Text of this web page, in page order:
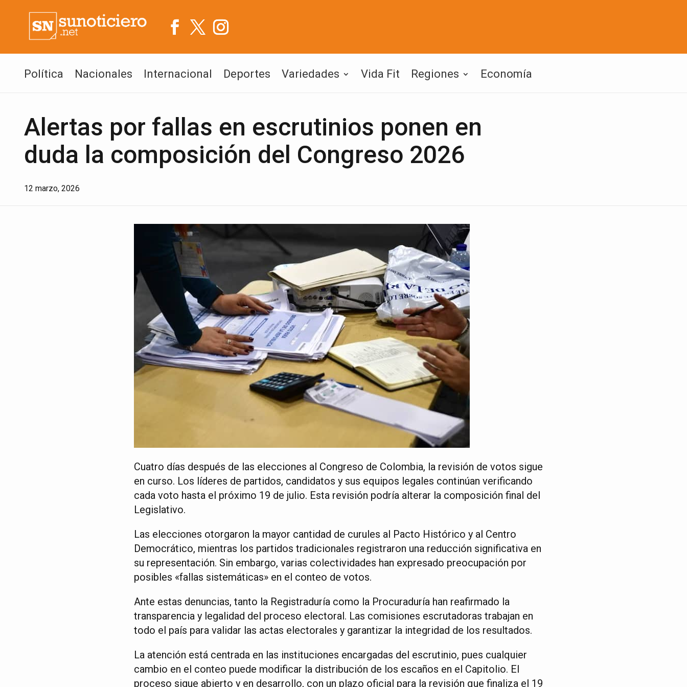
Política Nacionales Internacional Deportes Variedades Vida Fit Regiones Economía
Alertas por fallas en escrutinios ponen en
duda la composición del Congreso 2026
12 marzo, 2026
Cuatro días después de las elecciones al Congreso de Colombia, la revisión de votos sigue
en curso. Los líderes de partidos, candidatos y sus equipos legales continúan verificando
cada voto hasta el próximo 19 de julio. Esta revisión podría alterar la composición final del
Legislativo.
Las elecciones otorgaron la mayor cantidad de curules al Pacto Histórico y al Centro
Democrático, mientras los partidos tradicionales registraron una reducción significativa en
su representación. Sin embargo, varias colectividades han expresado preocupación por
posibles «fallas sistemáticas» en el conteo de votos.
Ante estas denuncias, tanto la Registraduría como la Procuraduría han reafirmado la
transparencia y legalidad del proceso electoral. Las comisiones escrutadoras trabajan en
todo el país para validar las actas electorales y garantizar la integridad de los resultados.
La atención está centrada en las instituciones encargadas del escrutinio, pues cualquier
cambio en el conteo puede modificar la distribución de los escaños en el Capitolio. El
proceso sigue abierto y en desarrollo, con un plazo oficial para la revisión que finaliza el 19